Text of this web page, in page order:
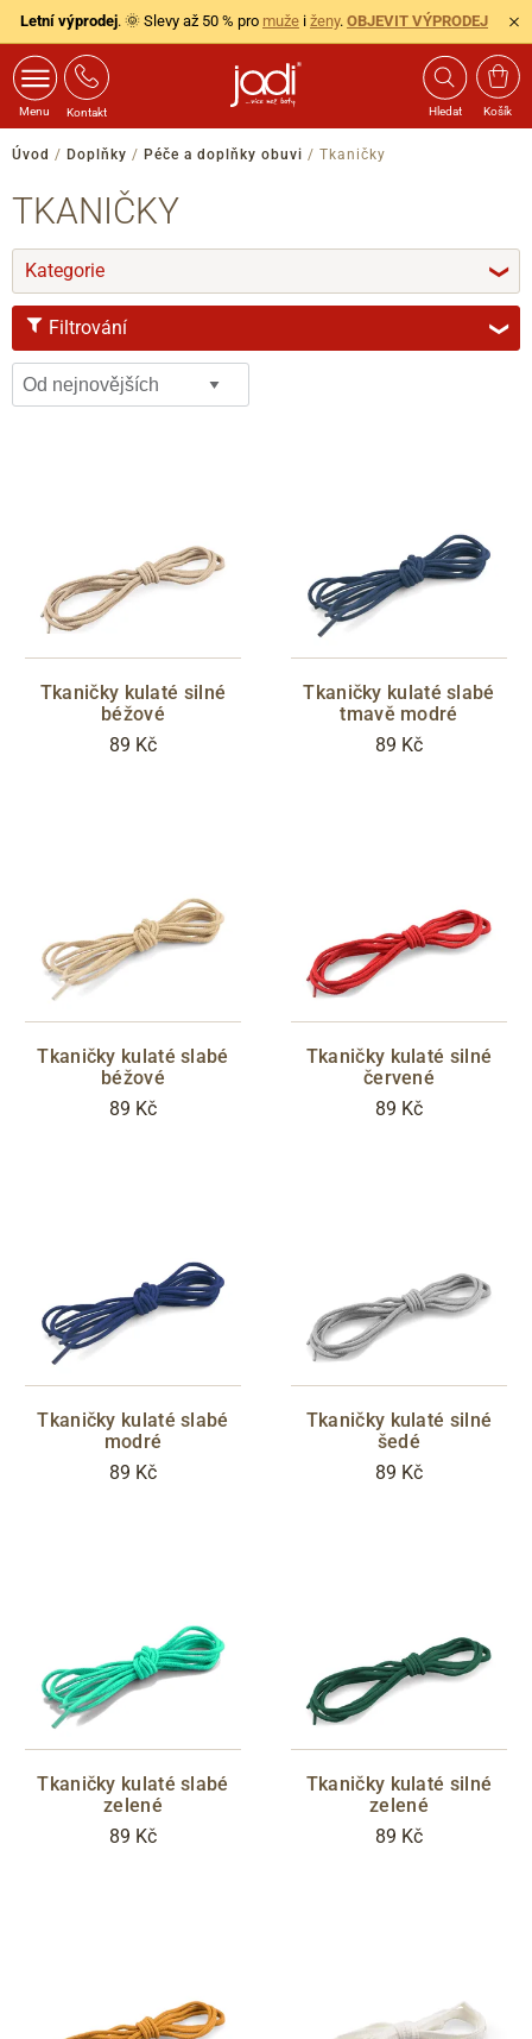
Letní výprodej. 🌞 Slevy až 50 % pro muže i ženy. OBJEVIT VÝPRODEJ
Menu Kontakt Hledat Košík
Úvod / Doplňky / Péče a doplňky obuvi / Tkaničky
TKANIČKY
Kategorie ❯
Filtrování ❯
VELIKOST
ZNAČKA
VTR
zelená olivová
žlutá oranžová
CENA
Tkaničky kulaté silné
béžové
89 Kč
Tkaničky kulaté slabé
tmavě modré
89 Kč
Tkaničky kulaté slabé
béžové
89 Kč
Tkaničky kulaté silné
červené
89 Kč
Tkaničky kulaté slabé
modré
89 Kč
Tkaničky kulaté silné
šedé
89 Kč
Tkaničky kulaté slabé
zelené
89 Kč
Tkaničky kulaté silné
zelené
89 Kč